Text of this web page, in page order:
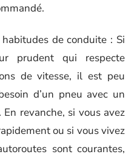
de conduite : Si
prudent qui respecte
de vitesse, il est peu
d’un pneu avec un
revanche, si vous avez
ou si vous vivez
sont courantes,